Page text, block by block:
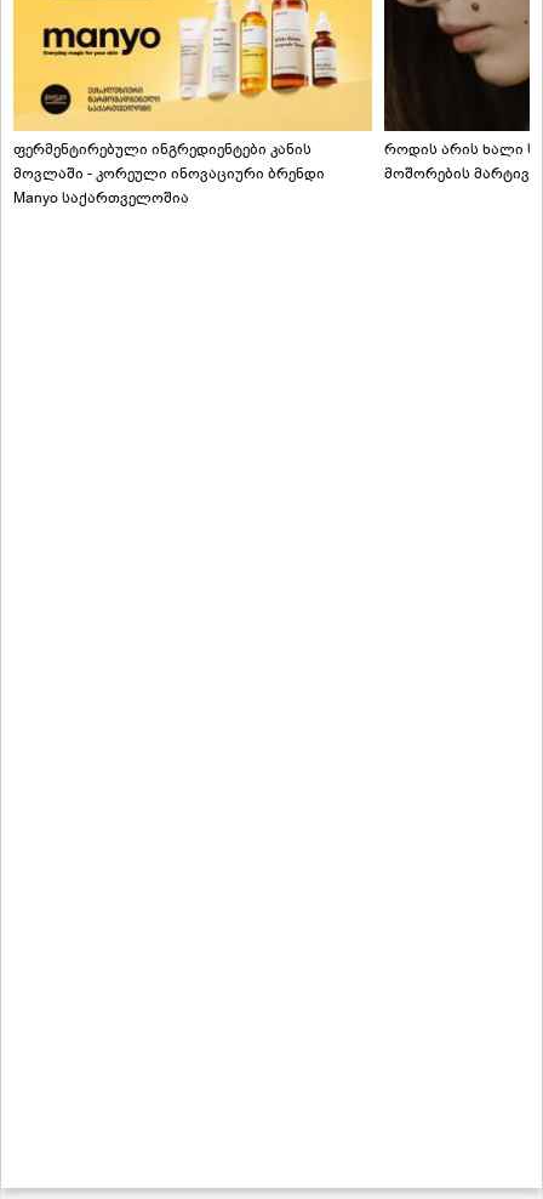
ფერმენტირებული ინგრედიენტები კანის
მოვლაში - კორეული ინოვაციური ბრენდი
Manyo საქართველოშია
როდის არის ხალი
მოშორების